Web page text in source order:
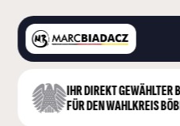
IHR DIREKT GEWÄHLTER
FÜR DEN WAHLKREIS